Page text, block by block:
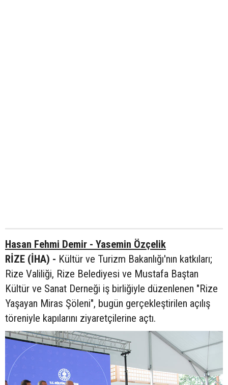
Hasan Fehmi Demir - Yasemin Özçelik
RİZE (İHA) - Kültür ve Turizm Bakanlığı'nın katkıları;
Rize Valiliği, Rize Belediyesi ve Mustafa Baştan
Kültür ve Sanat Derneği iş birliğiyle düzenlenen "Rize
Yaşayan Miras Şöleni", bugün gerçekleştirilen açılış
töreniyle kapılarını ziyaretçilerine açtı.